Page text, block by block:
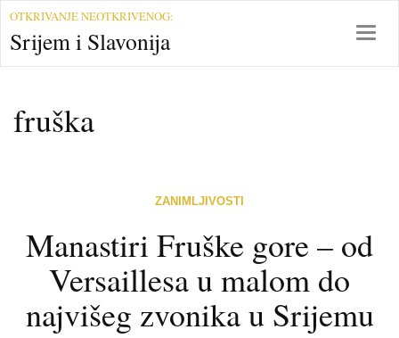
T
g
a
o
n
S
r
i
j
m
OTKRIVANJE NEOTKRIVENOG:
Srijem i Slavonija
fruška
ZANIMLJIVOSTI
Manastiri Fruške gore – od
Versaillesa u malom do
najvišeg zvonika u Srijemu